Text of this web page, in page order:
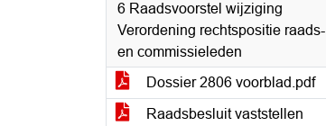
6 Raadsvoorstel wijziging
Verordening rechtspositie raads-
en commissieleden
Dossier 2806 voorblad.pdf
Raadsbesluit vaststellen